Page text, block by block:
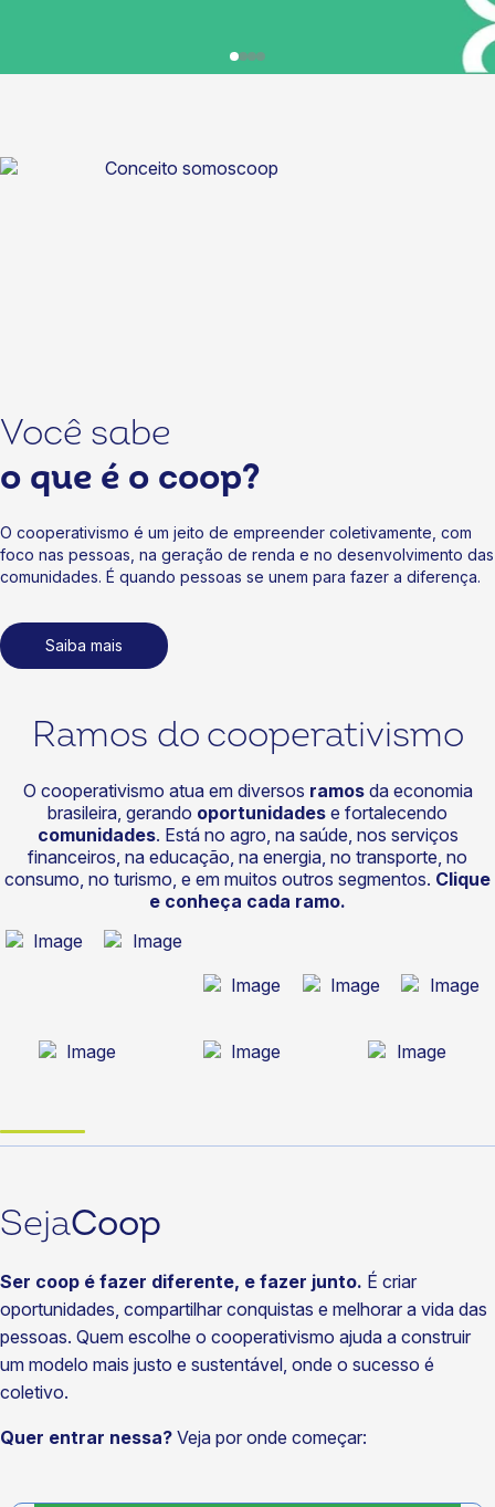
Você sabe
o que é o coop?
O cooperativismo é um jeito de empreender coletivamente, com
foco nas pessoas, na geração de renda e no desenvolvimento das
comunidades. É quando pessoas se unem para fazer a diferença.
Saiba mais
Ramos do cooperativismo
O cooperativismo atua em diversos ramosda economia
brasileira, gerando oportunidades e fortalecendo
comunidades. Está no agro, na saúde, nos serviços
financeiros, na educação, na energia, no transporte, no
consumo, no turismo, e em muitos outros segmentos. Clique
e conheça cada ramo.
SejaCoop
Ser coop é fazer diferente, e fazer junto. É criar
oportunidades, compartilhar conquistas e melhorar a vida das
pessoas. Quem escolhe o cooperativismo ajuda a construir
um modelo mais justo e sustentável, onde o sucesso é
coletivo.
Quer entrar nessa? Veja por onde começar: